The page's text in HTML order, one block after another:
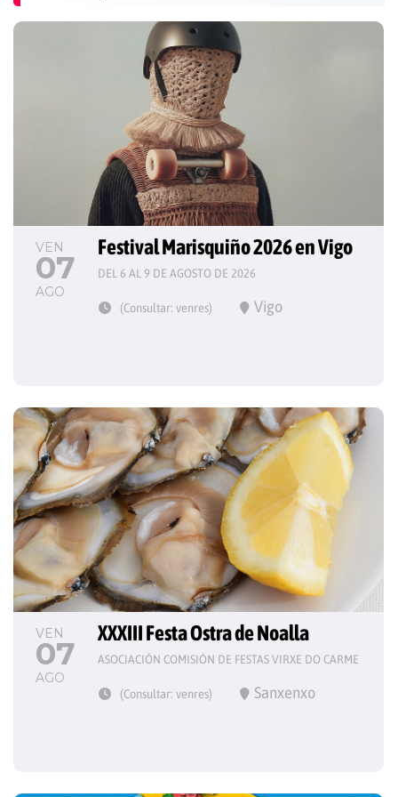
VEN
07
AGO
Festival Marisquiño 2026 en Vigo
DEL 6 AL 9 DE AGOSTO DE 2026
(Consultar: venres) Vigo
VEN
07
AGO
XXXIII Festa Ostra de Noalla
ASOCIACIÓN COMISIÓN DE FESTAS VIRXE DO CARME
(Consultar: venres) Sanxenxo